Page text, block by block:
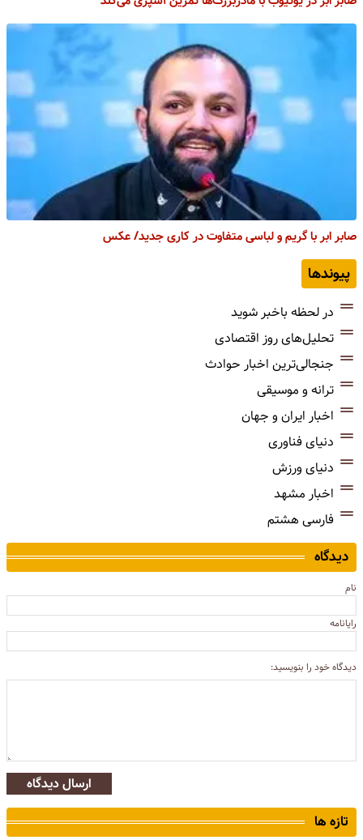
صابر ابر با گریم و لباسی متفاوت در کاری جدید/ عکس
پیوندها
در لحظه باخبر شوید
تحلیل‌های روز اقتصادی
جنجالی‌ترین اخبار حوادث
ترانه و موسیقی
اخبار ایران و جهان
دنیای فناوری
دنیای ورزش
اخبار مشهد
فارسی هشتم
دیدگاه
نام
رایانامه
دیدگاه خود را بنویسید:
ارسال دیدگاه
تازه ها